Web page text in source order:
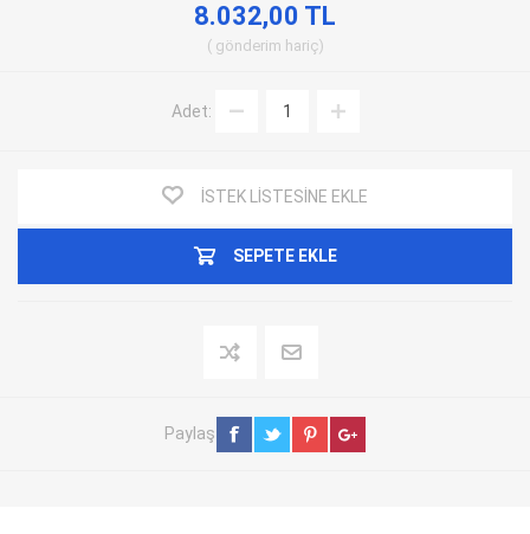
8.032,00 TL
gönderim hariç
Adet:
İSTEK LISTESINE EKLE
SEPETE EKLE
Paylaş